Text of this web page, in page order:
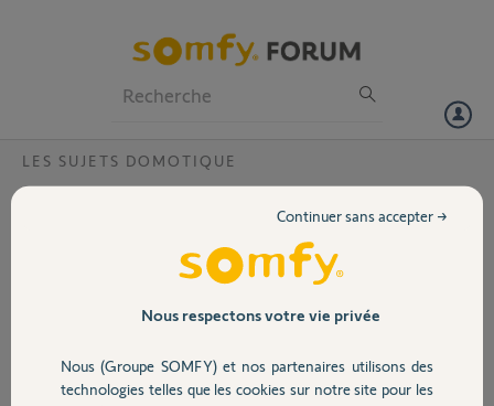
Volet
Sécurité
LES SUJETS DOMOTIQUE
Puis je réinitialiser ma Tahoma v2 suite à
Je suis nouveau propriétaire et je souhaiterais supprimer l’ancien
compte de ma Tahoma V2 pour pouvoir me connecter.
Merci par avance.
Merci,
Nous respectons votre vie privée
Nous (Groupe SOMFY) et nos partenaires utilisons des
technologies telles que les cookies sur notre site pour les
Continuer sans accepter →